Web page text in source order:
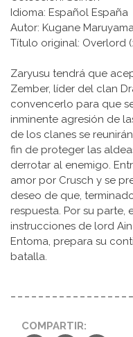
Idioma: Español España
Autor: Kugane
Título original: Overlord (
Zaryusu tendrá que
Zember, líder del clan
convencerlo para que
inminente agresión de
de los clanes se
fin de proteger las
derrotar al enemigo.
amor por Crusch y se
deseo de que,
respuesta. Por su
instrucciones de lord
Entoma, prepara su
batalla.
COMPARTIR: